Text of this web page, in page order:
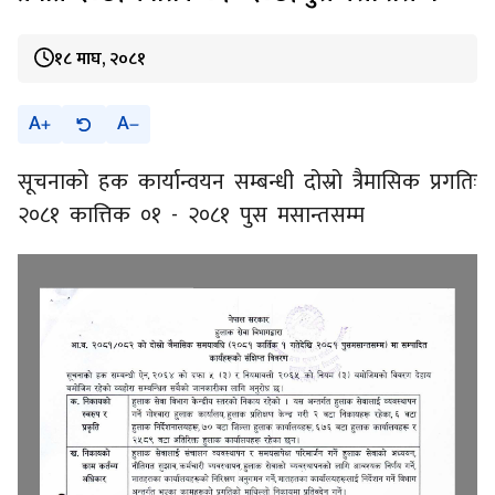
१८ माघ, २०८१
A A
सूचनाको हक कार्यान्वयन सम्बन्धी दोस्रो त्रैमासिक प्रगतिः
२०८१ कात्तिक ०१ - २०८१ पुस मसान्तसम्म